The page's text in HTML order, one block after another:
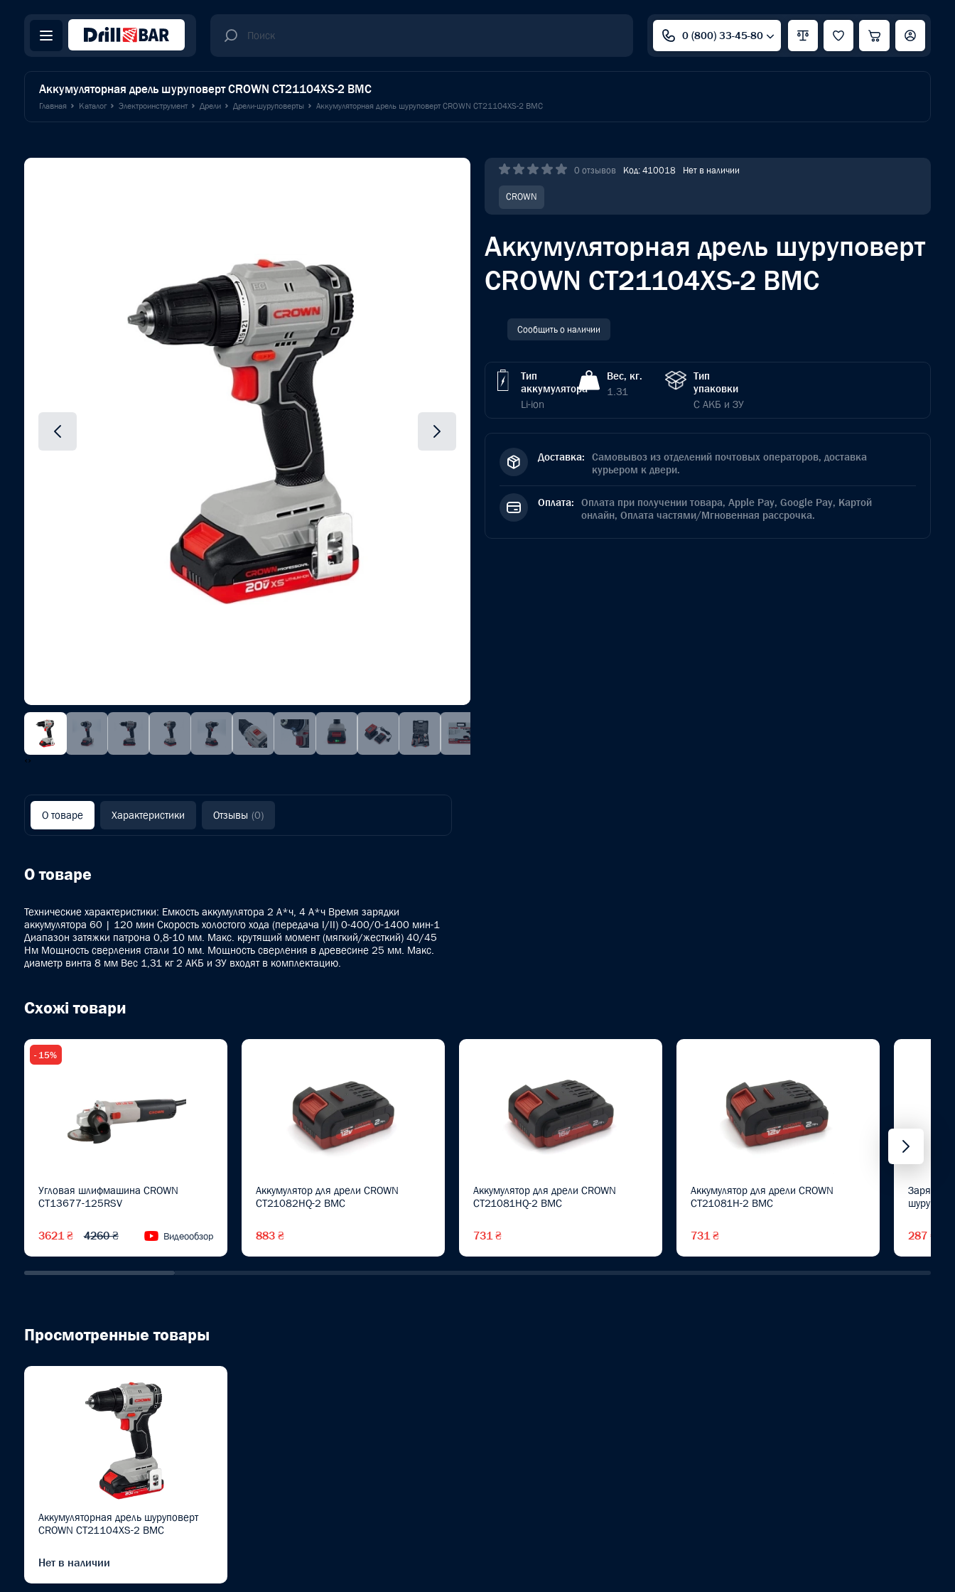
0 (800) 33-45-80
Аккумуляторная дрель шуруповерт CROWN CT21104XS-2 BMC
Главная Каталог Электроинструмент Дрели Дрели-шуруповерты Аккумуляторная дрель шуруповерт CROWN CT21104XS-2 BMC
‹›
0 отзывов Код: 410018 Нет в наличии
CROWN
Аккумуляторная дрель шуруповерт
CROWN CT21104XS-2 BMC
Сообщить о наличии
Тип
аккумулятора
Li-ion
Вес, кг.
1.31
Тип
упаковки
С АКБ и ЗУ
Доставка: Самовывоз из отделений почтовых операторов, доставка
курьером к двери.
Оплата: Оплата при получении товара, Apple Pay, Google Pay, Картой
онлайн, Оплата частями/Мгновенная рассрочка.
О товаре Характеристики Отзывы (0)
О товаре
Технические характеристики: Емкость аккумулятора 2 А*ч, 4 А*ч Время зарядки
аккумулятора 60 | 120 мин Скорость холостого хода (передача I/II) 0-400/0-1400 мин-1
Диапазон затяжки патрона 0,8-10 мм. Макс. крутящий момент (мягкий/жесткий) 40/45
Нм Мощность сверления стали 10 мм. Мощность сверления в древесине 25 мм. Макс.
диаметр винта 8 мм Вес 1,31 кг 2 АКБ и ЗУ входят в комплектацию.
Схожі товари
- 15%
Угловая шлифмашина CROWN
CT13677-125RSV
3621 ₴ 4260 ₴ Видеообзор
Аккумулятор для дрели CROWN
CT21082HQ-2 BMC
883 ₴
Аккумулятор для дрели CROWN
CT21081HQ-2 BMC
731 ₴
Аккумулятор для дрели CROWN
CT21081H-2 BMC
731 ₴
Зарядное
287 ₴
Просмотренные товары
Аккумуляторная дрель шуруповерт
CROWN CT21104XS-2 BMC
Нет в наличии